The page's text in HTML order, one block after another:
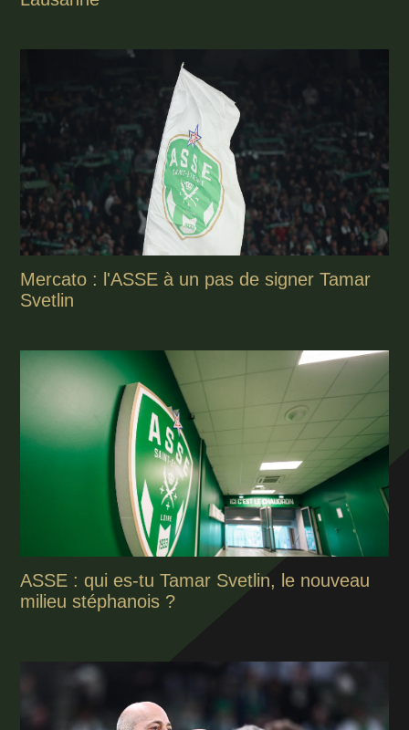
Mercato : l'ASSE à un pas de signer Tamar
Svetlin
ASSE : qui es-tu Tamar Svetlin, le nouveau
milieu stéphanois ?